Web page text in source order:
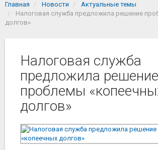
Главная Новости
Актуальные темы
Налоговая служба предложила решение
долгов»
Налоговая служба
предложила решение
проблемы
долгов»